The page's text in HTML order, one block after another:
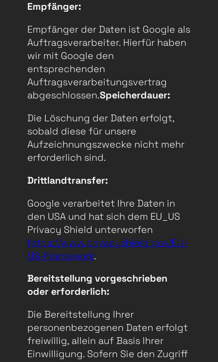
Empfänger:
Empfänger der Daten ist Google als
Auftragsverarbeiter. Hierfür haben
wir mit Google den
entsprechenden
Auftragsverarbeitungsvertrag
abgeschlossen.Speicherdauer:
Die Löschung der Daten erfolgt,
sobald diese für unsere
Aufzeichnungszwecke nicht mehr
erforderlich sind.
Drittlandtransfer:
Google verarbeitet Ihre Daten in
den USA und hat sich dem EU_US
Privacy Shield unterworfen
https://www.privacyshield.gov/EU-
US-Framework.
Bereitstellung vorgeschrieben
oder erforderlich:
Die Bereitstellung Ihrer
personenbezogenen Daten erfolgt
freiwillig, allein auf Basis Ihrer
Einwilligung. Sofern Sie den Zugriff